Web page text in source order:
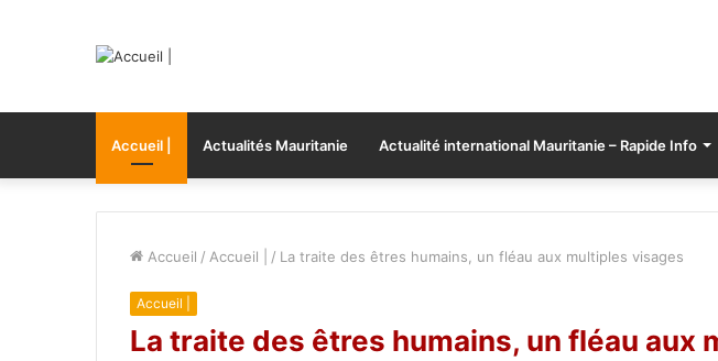
Accueil | Actualités Mauritanie Actualité international Mauritanie – Rapide Info
Accueil / Accueil | / La traite des êtres humains, un fléau aux multiples visages
Accueil |
La traite des êtres humains, un fléau aux